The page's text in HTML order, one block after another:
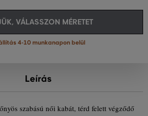
VÁLASSZON MÉRETET
4-10 munkanapon belül
Leírás
szabású női kabát, térd felett végződő